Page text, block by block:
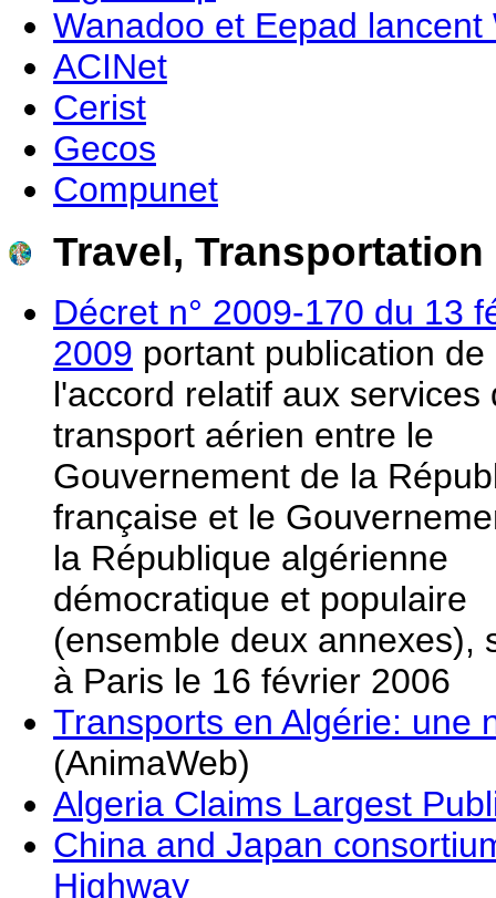
Wanadoo et Eepad lancent
ACINet
Cerist
Gecos
Compunet
Travel, Transportation
Décret n° 2009-170 du 13
2009 portant publication de
l'accord relatif aux services
transport aérien entre le
Gouvernement de la
française et le
la République algérienne
démocratique et populaire
(ensemble deux annexes),
à Paris le 16 février 2006
Transports en Algérie: une
(AnimaWeb)
Algeria Claims Largest
China and Japan
Highway